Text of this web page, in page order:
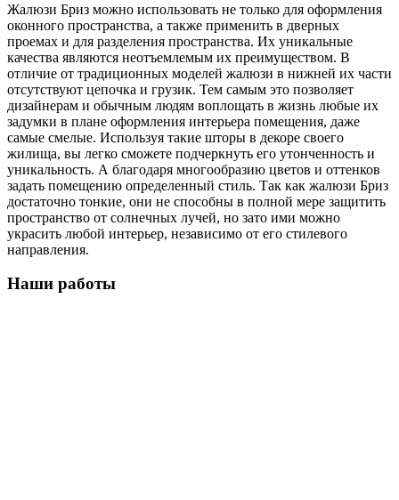
Жалюзи Бриз можно использовать не только для оформления
оконного пространства, а также применить в дверных
проемах и для разделения пространства. Их уникальные
качества являются неотъемлемым их преимуществом. В
отличие от традиционных моделей жалюзи в нижней их части
отсутствуют цепочка и грузик. Тем самым это позволяет
дизайнерам и обычным людям воплощать в жизнь любые их
задумки в плане оформления интерьера помещения, даже
самые смелые. Используя такие шторы в декоре своего
жилища, вы легко сможете подчеркнуть его утонченность и
уникальность. А благодаря многообразию цветов и оттенков
задать помещению определенный стиль. Так как жалюзи Бриз
достаточно тонкие, они не способны в полной мере защитить
пространство от солнечных лучей, но зато ими можно
украсить любой интерьер, независимо от его стилевого
направления.
Наши работы